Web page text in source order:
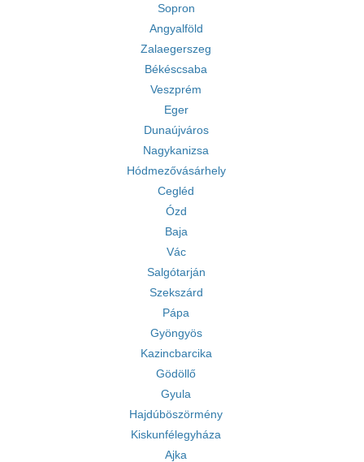
Sopron
Angyalföld
Zalaegerszeg
Békéscsaba
Veszprém
Eger
Dunaújváros
Nagykanizsa
Hódmezővásárhely
Cegléd
Ózd
Baja
Vác
Salgótarján
Szekszárd
Pápa
Gyöngyös
Kazincbarcika
Gödöllő
Gyula
Hajdúböszörmény
Kiskunfélegyháza
Ajka